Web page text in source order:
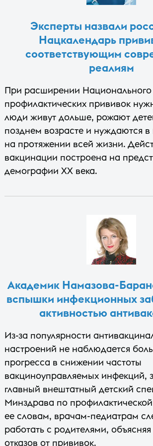
Эксперты назвали
Нацкалендарь
соответствующим
реалиям
При расширении Национального
профилактических прививок
люди живут дольше, рожают
позднем возрасте и нуждаются
на протяжении всей жизни.
вакцинации построена на
демографии XX века.
Академик Намазова-
вспышки инфекционных
активностью
Из-за популярности
настроений не наблюдается
прогресса в снижении частоты
вакциноуправляемых инфекций,
главный внештатный детский
Минздрава по
ее словам, врачам-педиатрам
работать с родителями,
отказов от прививок.